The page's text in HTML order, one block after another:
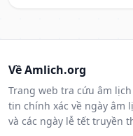
Về Amlich.org
Trang web tra cứu âm
tin chính xác về ngày âm
và các ngày lễ tết truyền